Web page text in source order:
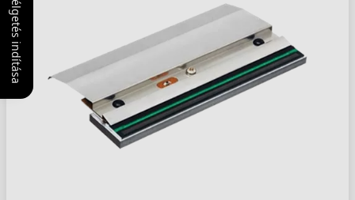
Beszélgetés indítása